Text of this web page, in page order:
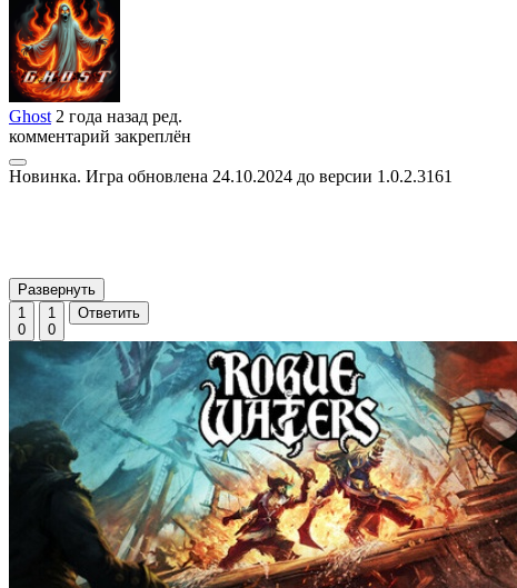
Ghost 2 года назад ред.
комментарий закреплён
Новинка. Игра обновлена 24.10.2024 до версии 1.0.2.3161
Развернуть
1
0
1
0
Ответить